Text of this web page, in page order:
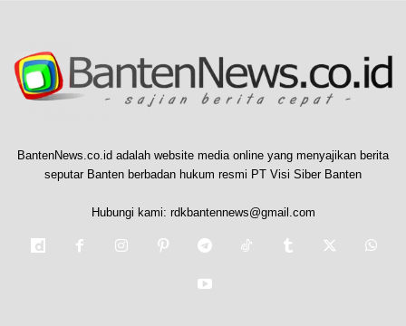
BantenNews.co.id adalah website media online yang menyajikan berita
seputar Banten berbadan hukum resmi PT Visi Siber Banten
Hubungi kami: rdkbantennews@gmail.com